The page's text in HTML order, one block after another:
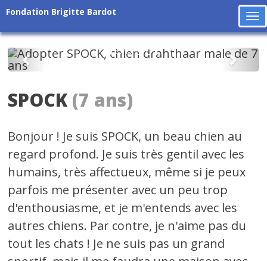
Fondation Brigitte Bardot
Précédent
SPOCK (7 ans)
Bonjour ! Je suis SPOCK, un beau chien au
regard profond. Je suis très gentil avec les
humains, très affectueux, même si je peux
parfois me présenter avec un peu trop
d'enthousiasme, et je m'entends avec les
autres chiens. Par contre, je n'aime pas du
tout les chats ! Je ne suis pas un grand